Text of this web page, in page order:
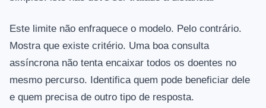
Este limite não enfraquece o modelo. Pelo contrário.
Mostra que existe critério. Uma boa consulta
assíncrona não tenta encaixar todos os doentes no
mesmo percurso. Identifica quem pode beneficiar dele
e quem precisa de outro tipo de resposta.